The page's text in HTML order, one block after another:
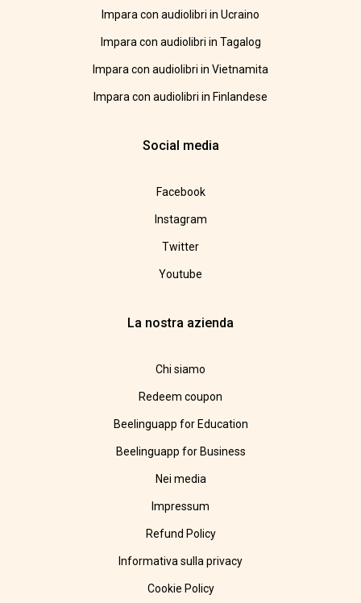
Impara con audiolibri in Ucraino
Impara con audiolibri in Tagalog
Impara con audiolibri in Vietnamita
Impara con audiolibri in Finlandese
Social media
Facebook
Instagram
Twitter
Youtube
La nostra azienda
Chi siamo
Redeem coupon
Beelinguapp for Education
Beelinguapp for Business
Nei media
Impressum
Refund Policy
Informativa sulla privacy
Cookie Policy